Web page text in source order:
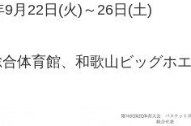
月22日(火)～26日(土)
体育館、和歌山ビッグホ